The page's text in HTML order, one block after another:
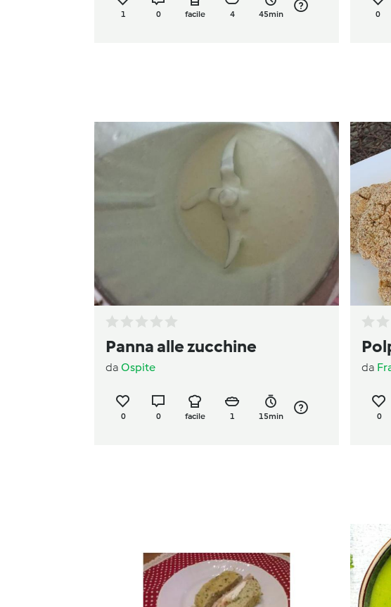
1 0 facile 4 45min 0
Panna alle zucchine
da Ospite
0 0 facile 1 15min
da
0